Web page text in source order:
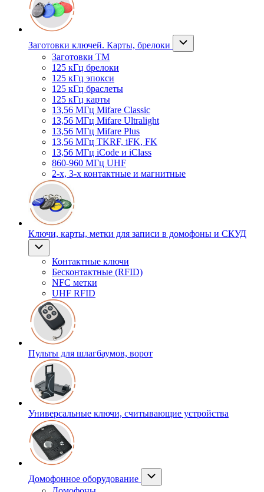
Заготовки ключей. Карты, брелоки
Заготовки ТМ
125 кГц брелоки
125 кГц эпокси
125 кГц браслеты
125 кГц карты
13,56 МГц Mifare Classic
13,56 МГц Mifare Ultralight
13,56 МГц Mifare Plus
13,56 МГц TKRF, iFK, FK
13,56 МГц iCode и iClass
860-960 МГц UHF
2-х, 3-х контактные и магнитные
Ключи, карты, метки для записи в домофоны и СКУД
Контактные ключи
Бесконтактные (RFID)
NFC метки
UHF RFID
Пульты для шлагбаумов, ворот
Универсальные ключи, считывающие устройства
Домофонное оборудование